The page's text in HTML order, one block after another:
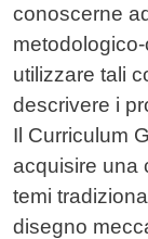
conoscerne
utilizzare tali
descrivere i
Il Curriculum
acquisire una
temi
disegno